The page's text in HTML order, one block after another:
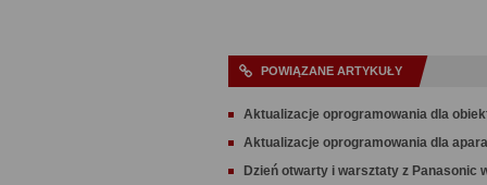
POWIĄZANE ARTYKUŁY
Aktualizacje oprogramowania dla
Aktualizacje oprogramowania dla
Dzień otwarty i warsztaty z Panasonic